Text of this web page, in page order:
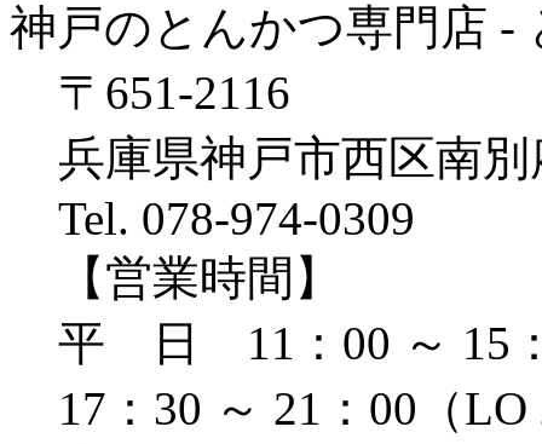
神戸のとんかつ専門店 -
〒651-2116
兵庫県神戸市西区南
Tel. 078-974-0309
【営業時間】
平 日 11：00 ～ 15
17：30 ～ 21：00（